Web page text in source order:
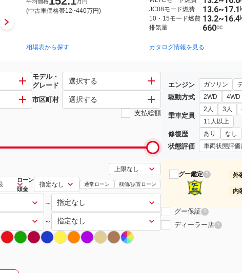
1998年10月~2018年7月（1701） 1978年10月~1998年10月（954）
(中古車価格帯12~440万円)
相場表から探す
JC08モード燃費
13.6~17.1
10・15モード燃費 13.2~16.4
排気量
660cc
カタログ情報を見る
モデル・
グレード
選択する
市区町村 選択する
支払総額
ローン
頭金
通常ローン 残価/据置ローン
～
～
エンジン ガソリン
駆動方式 2WD 4WD
乗車定員
2人 3人
11人以上
修復歴 あり なし
状態評価 車両状態評価
グー鑑定 ? 外
内
グー保証 ?
ディーラー店 ?